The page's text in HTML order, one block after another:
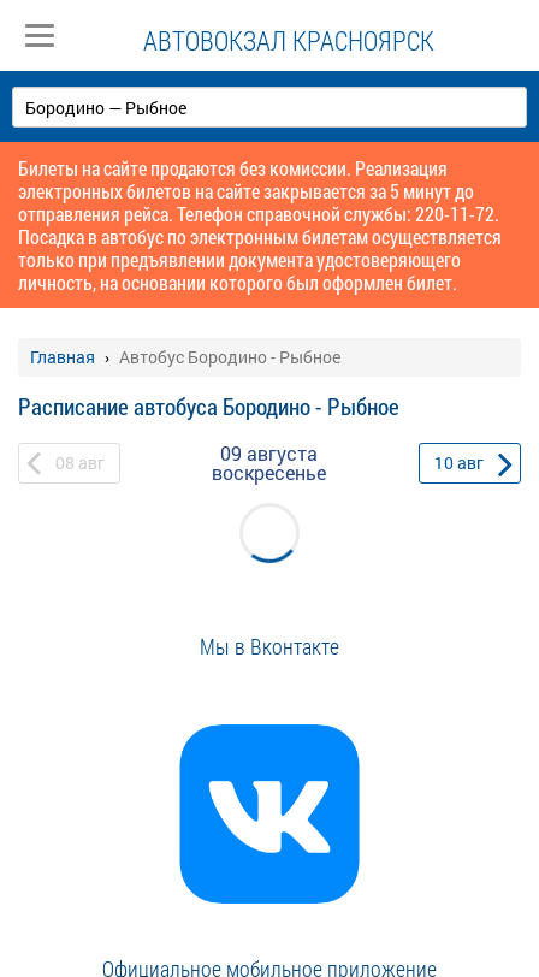
АВТОВОКЗАЛ КРАСНОЯРСК
Билеты на сайте продаются без комиссии. Реализация
электронных билетов на сайте закрывается за 5 минут до
отправления рейса. Телефон справочной службы: 220-11-72.
Посадка в автобус по электронным билетам осуществляется
только при предъявлении документа удостоверяющего
личность, на основании которого был оформлен билет.
Главная Автобус Бородино - Рыбное
Расписание автобуса Бородино - Рыбное
08 авг 09 августа
воскресенье 10авг
Мы в Вконтакте
Официальное мобильное приложение